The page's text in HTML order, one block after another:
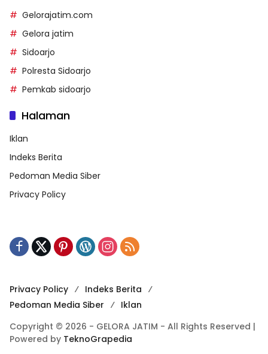
Gelorajatim.com
Gelora jatim
Sidoarjo
Polresta Sidoarjo
Pemkab sidoarjo
Halaman
Iklan
Indeks Berita
Pedoman Media Siber
Privacy Policy
Privacy Policy
Indeks Berita
Pedoman Media Siber
Iklan
Copyright © 2026 - GELORA JATIM - All Rights Reserved |
Powered by TeknoGrapedia